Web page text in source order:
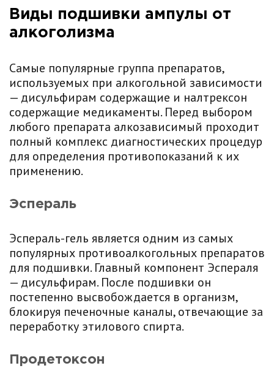
Виды подшивки ампулы от
алкоголизма
Самые популярные группа препаратов,
используемых при алкогольной зависимости
— дисульфирам содержащие и налтрексон
содержащие медикаменты. Перед выбором
любого препарата алкозависимый проходит
полный комплекс диагностических процедур
для определения противопоказаний к их
применению.
Эспераль
Эспераль-гель является одним из самых
популярных противоалкогольных препаратов
для подшивки. Главный компонент Эспераля
— дисульфирам. После подшивки он
постепенно высвобождается в организм,
блокируя печеночные каналы, отвечающие за
переработку этилового спирта.
Продетоксон